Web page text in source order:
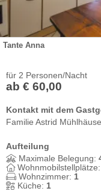
Tante Anna
für 2 Personen/Nacht
ab € 60,00
Kontakt mit dem
Familie Astrid
Aufteilung
Maximale Belegung:
Wohnmobilstellplätze:
Wohnzimmer: 1
Küche: 1